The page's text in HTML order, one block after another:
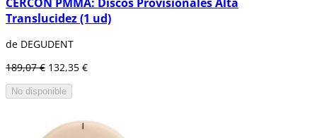
Translucidez (1 ud)
de DEGUDENT
189,07 € 132,35 €
No disponible